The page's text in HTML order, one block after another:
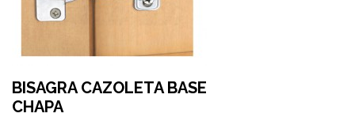
BISAGRA CAZOLETA BASE
CHAPA